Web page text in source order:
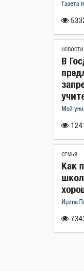
Газета
НОВОСТИ
1241
В
Мой
СЕМЬЯ
Как
Ирина